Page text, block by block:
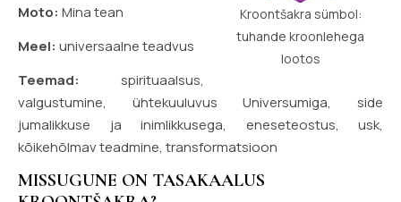
Kroontšakra sümbol:
tuhande kroonlehega
lootos
Moto: Mina tean
Meel: universaalne teadvus
Teemad: spirituaalsus,
valgustumine, ühtekuuluvus Universumiga, side
jumalikkuse ja inimlikkusega, eneseteostus, usk,
kõikehõlmav teadmine, transformatsioon
MISSUGUNE ON TASAKAALUS